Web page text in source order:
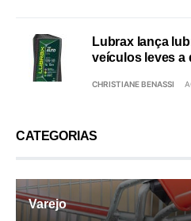
Lubrax lança
veículos leves a
CHRISTIANE BENASSI
CATEGORIAS
Varejo